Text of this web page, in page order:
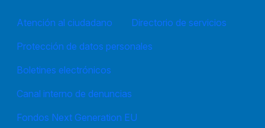
Atención al ciudadano
Directorio de servicios
Protección de datos personales
Boletines electrónicos
Canal interno de denuncias
Fondos Next Generation EU